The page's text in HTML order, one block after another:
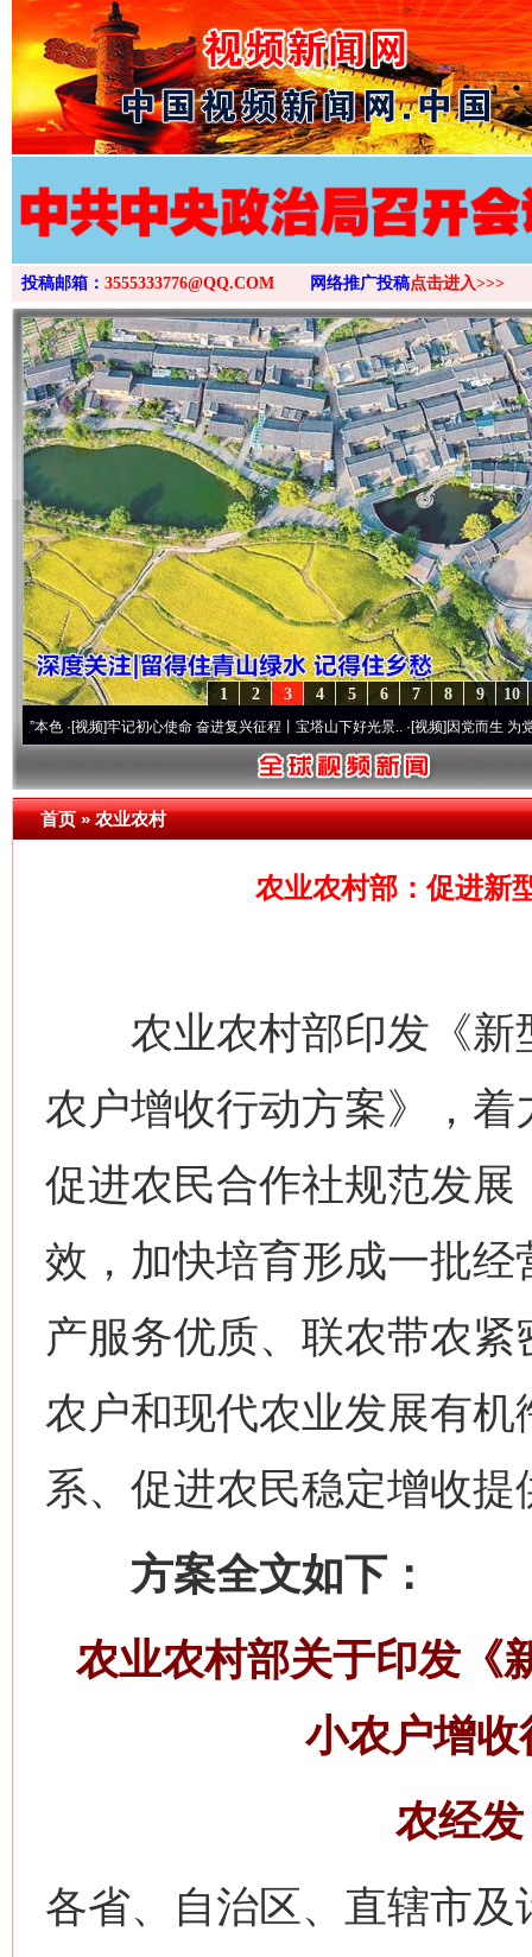
>
投稿邮箱： 3555333776@QQ.COM 网络推广投稿点击进入>>>
10
9
8
7
6
5
4
3
2
1
牢记初心使命 奋进复兴征程丨宝塔山下好光景..·[视频]因党而生 为党而战——百
首页»农业农村
农业农村部：促进新
农业农村部印发《新
农户增收行动方案》，
促进农民合作社规范发
效，加快培育形成一批
产服务优质、联农带农
农户和现代农业发展有
系、促进农民稳定增收提
方案全文如下：
农业农村部关于印发《
小农户增
农经
各省、自治区、直辖市